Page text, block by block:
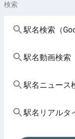
検索
駅名検索（
駅名動画検索
駅名ニュース
駅名リアルタ